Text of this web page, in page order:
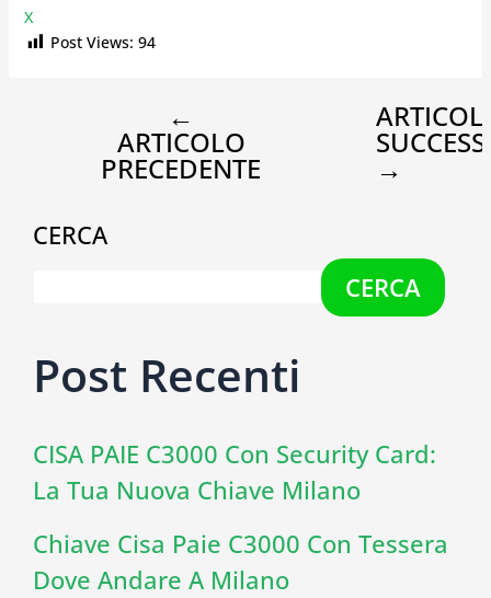
X
Post Views: 94
←
ARTICOLO
PRECEDENTE →
CERCA
CERCA
Post Recenti
CISA PAIE C3000 Con Security Card:
La Tua Nuova Chiave Milano
Chiave Cisa Paie C3000 Con Tessera
Dove Andare A Milano